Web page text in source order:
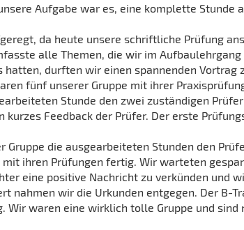
Aufgabe war es, eine komplette Stunde
da heute unsere schriftliche Prüfung
alle Themen, die wir im
durften wir einen spannenden Vortrag
fünf unserer Gruppe mit ihrer
Stunde den zwei zuständigen
kurzes Feedback der Prüfer. Der erste
die ausgearbeiteten Stunden den
ihren Prüfungen fertig. Wir warteten
eine positive Nachricht zu verkünden und
nahmen wir die Urkunden entgegen. Der B-
waren eine wirklich tolle Gruppe und sind